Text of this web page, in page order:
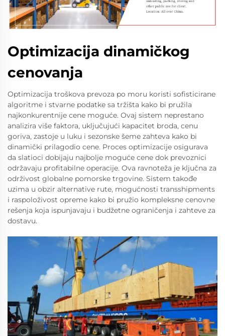
Optimizacija dinamičkog
cenovanja
Optimizacija troškova prevoza po moru koristi sofisticirane
algoritme i stvarne podatke sa tržišta kako bi pružila
najkonkurentnije cene moguće. Ovaj sistem neprestano
analizira više faktora, uključujući kapacitet broda, cenu
goriva, zastoje u luku i sezonske šeme zahteva kako bi
dinamički prilagodio cene. Proces optimizacije osigurava
da slatioci dobijaju najbolje moguće cene dok prevoznici
održavaju profitabilne operacije. Ova ravnoteža je ključna za
održivost globalne pomorske trgovine. Sistem takođe
uzima u obzir alternative rute, mogućnosti transshipments
i raspoloživost opreme kako bi pružio kompleksne cenovne
rešenja koja ispunjavaju i budžetne ograničenja i zahteve za
dostavu.